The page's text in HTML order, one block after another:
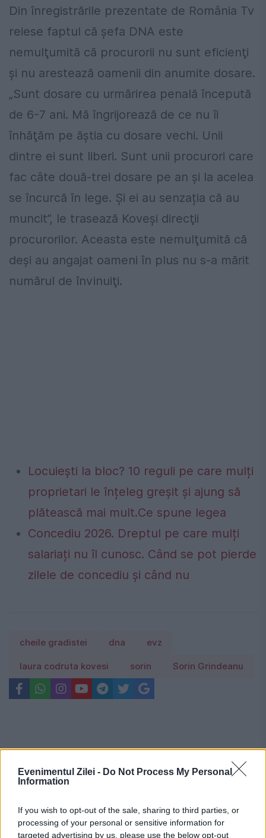
Evenimentul Zilei - Do Not Process My Personal
Information
If you wish to opt-out of the sale, sharing to third parties, or
processing of your personal or sensitive information for
targeted advertising by us, please use the below opt-out
Din înregistrările prezentate de România Tv
reiese faptul că şefa DNA este
nemulţumită că procurorii nu sunt eficienţi
şi nu arestează oamenii din anumite dosare.
„Sunt dosare cu urmărirea penală începută
de 6-7 ani. Mă îngrijorează de ce nu îi
înhăţăm pe ăştia cu dosare vechi. Unii
dintre ei sunt liberi. Sunt unii procurori care
fac câte două-trei dosare pe an și la acelea
se încurcă în lege. Și ei au senzația că au
muncit”, le trasează Koveşi direcţii
procurorilor. Aceasta este nemulţumită că
deşi au angajat oameni în plus nu s-a mărit
numărul de învinuiţi.
Locuiești la bloc? 10 reguli pe care mulți
proprietari le înțeleg greșit și ajung să
plătească mai mult.Ce spune legea
Concediu 2026. Dreptul pe care mulți
salariați nu îl cunosc. Când se pot pierde
zilele de concediu și când nu
cheile gradistei dna evz
laura codruta kovesi sorin Sorin Grindeanu